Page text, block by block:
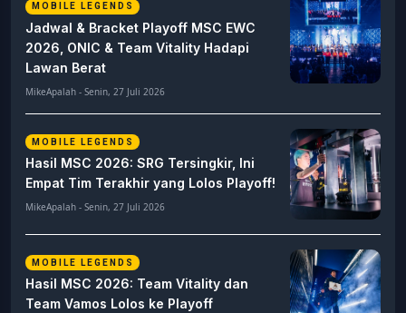
MOBILE LEGENDS
Jadwal & Bracket Playoff MSC EWC
2026, ONIC & Team Vitality Hadapi
Lawan Berat
MikeApalah - Senin, 27 Juli 2026
MOBILE LEGENDS
Hasil MSC 2026: SRG Tersingkir, Ini
Empat Tim Terakhir yang Lolos Playoff!
MikeApalah - Senin, 27 Juli 2026
MOBILE LEGENDS
Hasil MSC 2026: Team Vitality dan
Team Vamos Lolos ke Playoff